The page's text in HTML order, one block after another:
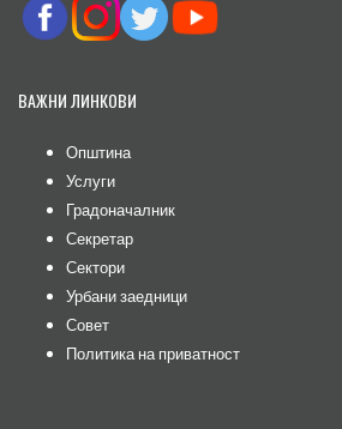
ВАЖНИ ЛИНКОВИ
Општина
Услуги
Градоначалник
Секретар
Сектори
Урбани заедници
Совет
Политика на приватност